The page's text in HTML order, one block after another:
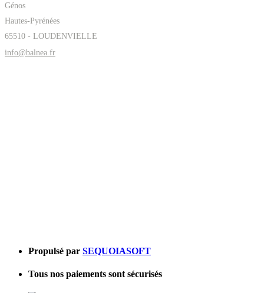
Génos
Hautes-Pyrénées
65510 - LOUDENVIELLE
info@balnea.fr
Propulsé par SEQUOIASOFT
Tous nos paiements sont sécurisés